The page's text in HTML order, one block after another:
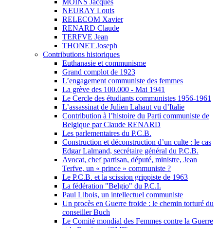
MOINS Jacques
NEURAY Louis
RELECOM Xavier
RENARD Claude
TERFVE Jean
THONET Joseph
Contributions historiques
Euthanasie et communisme
Grand complot de 1923
L’engagement communiste des femmes
La grève des 100.000 - Mai 1941
Le Cercle des étudiants communistes 1956-1961
L’assassinat de Julien Lahaut vu d’Italie
Contribution à l’histoire du Parti communiste de
Belgique par Claude RENARD
Les parlementaires du P.C.B.
Construction et déconstruction d’un culte : le cas
Edgar Lalmand, secrétaire général du P.C.B.
Avocat, chef partisan, député, ministre, Jean
Terfve, un « prince » communiste ?
Le P.C.B. et la scission grippiste de 1963
La fédération "Belgio" du P.C.I.
Paul Libois, un intellectuel communiste
Un procès en Guerre froide : le chemin torturé du
conseiller Buch
Le Comité mondial des Femmes contre la Guerre